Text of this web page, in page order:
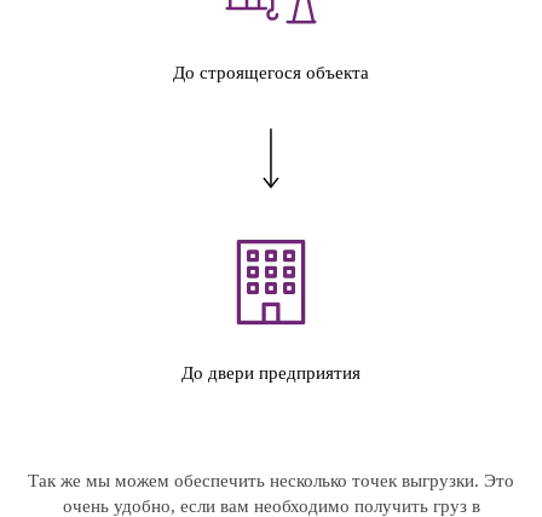
До строящегося объекта
До двери предприятия
Так же мы можем обеспечить несколько точек выгрузки. Это
очень удобно, если вам необходимо получить груз в